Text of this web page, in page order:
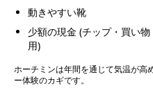
動きやすい靴
少額の現金 (チップ・買い物
用)
ホーチミンは年間を通じて気温が
ー体験のカギです。